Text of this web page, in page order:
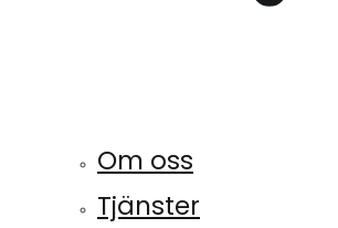
Om oss
Tjänster